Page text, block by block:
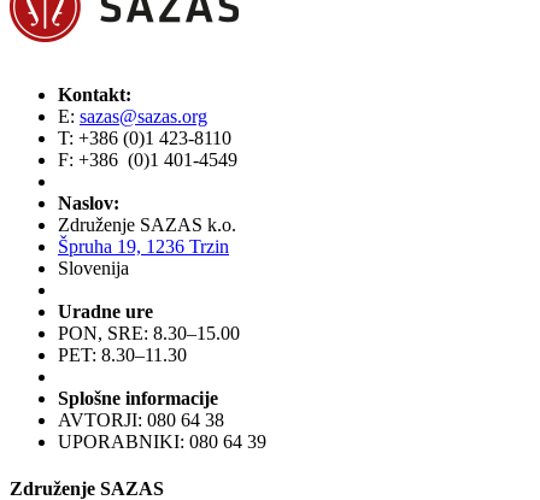
Kontakt:
E: sazas@sazas.org
T: +386 (0)1 423-8110
F: +386 (0)1 401-4549
Naslov:
Združenje SAZAS k.o.
Špruha 19, 1236 Trzin
Slovenija
Uradne ure
PON, SRE: 8.30–15.00
PET: 8.30–11.30
Splošne informacije
AVTORJI: 080 64 38
UPORABNIKI: 080 64 39
Združenje SAZAS